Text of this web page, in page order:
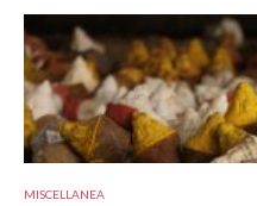
MISCELLANEA